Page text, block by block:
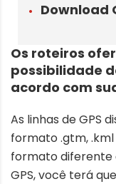
Download
Os roteiros
possibilidade
acordo com
As linhas de GPS
formato .gtm,
formato diferente
GPS, você terá